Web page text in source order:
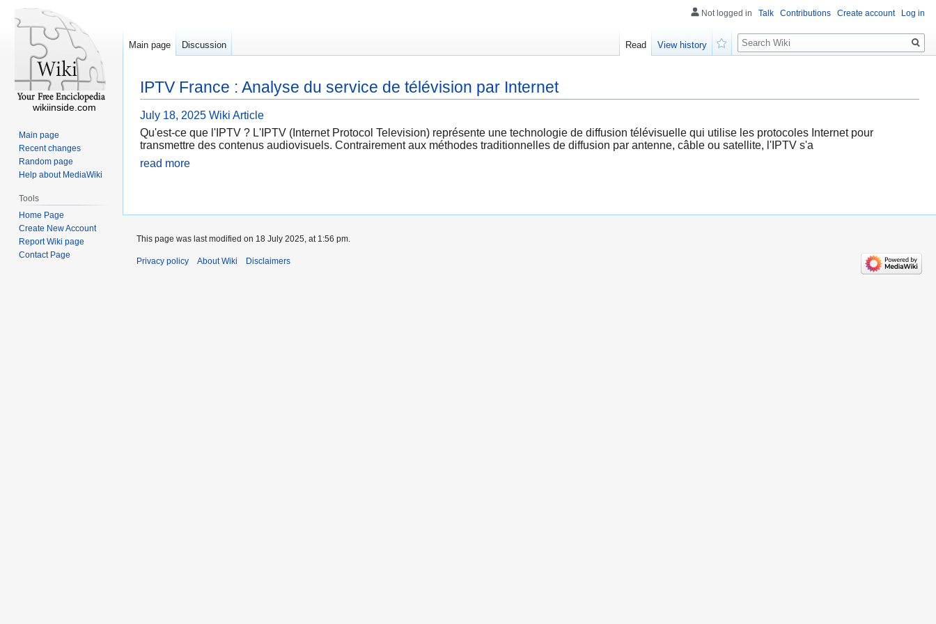
IPTV France : Analyse du service de télévision par Internet
July 18, 2025 Wiki Article
Qu'est-ce que l'IPTV ? L'IPTV (Internet Protocol Television) représente une technologie de diffusion télévisuelle qui utilise les protocoles Internet pour
transmettre des contenus audiovisuels. Contrairement aux méthodes traditionnelles de diffusion par antenne, câble ou satellite, l'IPTV s'a
read more
Not logged in Talk Contributions Create account Log in
Main page Discussion Read
View history
Search
wikiinside.com
Main page
Recent changes
Random page
Help about MediaWiki
Tools
Home Page
Create New Account
Report Wiki page
Contact Page
This page was last modified on 18 July 2025, at 1:56 pm.
Privacy policy About Wiki Disclaimers